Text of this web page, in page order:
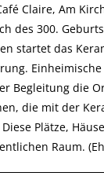
Claire, Am
des 300.
startet das
Begleitung die
die mit der
Plätze,
Raum.